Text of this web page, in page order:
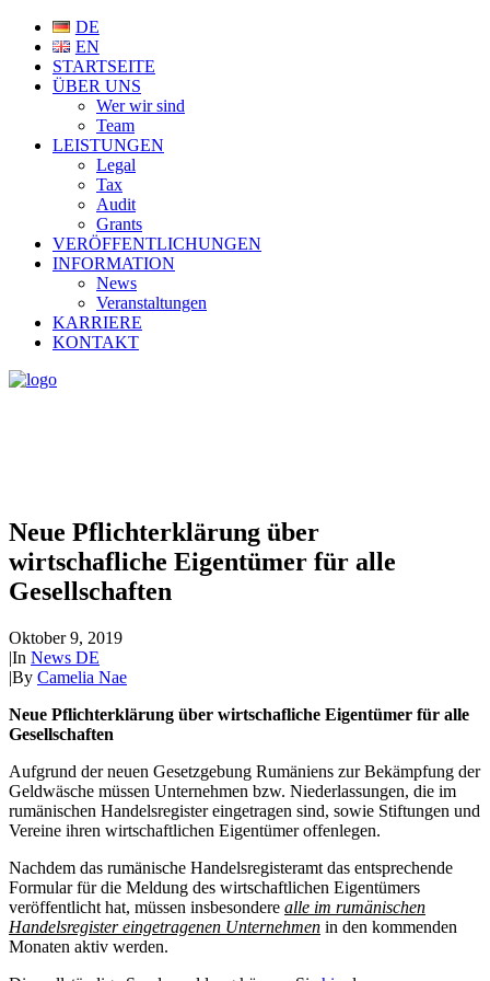
DE
EN
STARTSEITE
ÜBER UNS
Wer wir sind
Team
LEISTUNGEN
Legal
Tax
Audit
Grants
VERÖFFENTLICHUNGEN
INFORMATION
News
Veranstaltungen
KARRIERE
KONTAKT
Neue Pflichterklärung über
wirtschafliche Eigentümer für alle
Gesellschaften
Oktober 9, 2019
|In News DE
|By Camelia Nae
Neue Pflichterklärung über wirtschafliche Eigentümer für alle
Gesellschaften
Aufgrund der neuen Gesetzgebung Rumäniens zur Bekämpfung der
Geldwäsche müssen Unternehmen bzw. Niederlassungen, die im
rumänischen Handelsregister eingetragen sind, sowie Stiftungen und
Vereine ihren wirtschaftlichen Eigentümer offenlegen.
Nachdem das rumänische Handelsregisteramt das entsprechende
Formular für die Meldung des wirtschaftlichen Eigentümers
veröffentlicht hat, müssen insbesondere alle im rumänischen
Handelsregister eingetragenen Unternehmen in den kommenden
Monaten aktiv werden.